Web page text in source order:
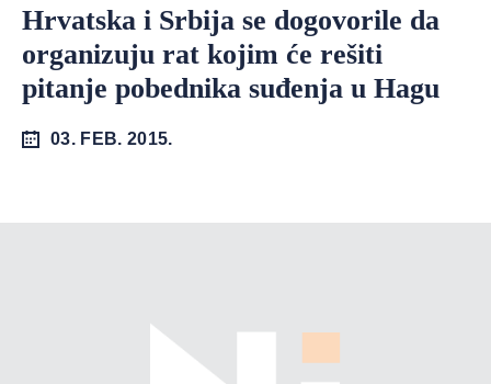
Hrvatska i Srbija se dogovorile da
organizuju rat kojim će rešiti
pitanje pobednika suđenja u Hagu
03. FEB. 2015.